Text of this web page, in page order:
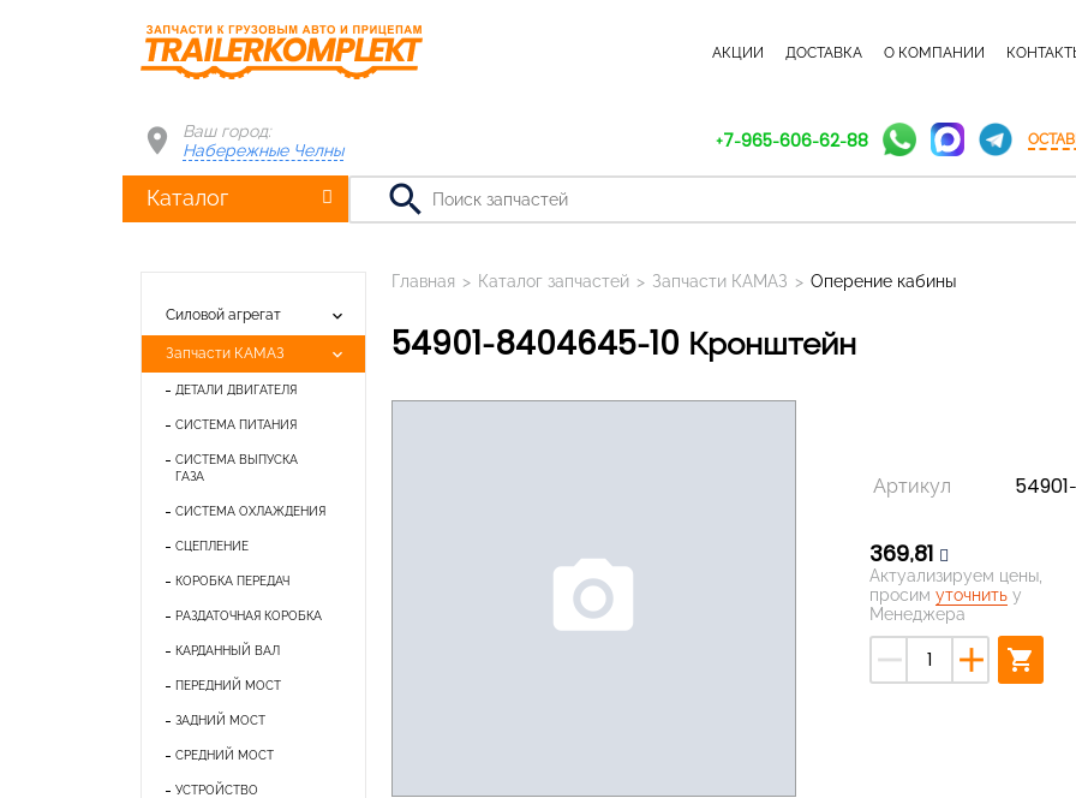
АКЦИИ ДОСТАВКА О КОМПАНИИ
Ваш город:
Набережные Челны
+7-965-606-62-88
Каталог search
Силовой агрегат keyboard_arrow_down
Запчасти КАМАЗ keyboard_arrow_down
ДЕТАЛИ ДВИГАТЕЛЯ
СИСТЕМА ПИТАНИЯ
СИСТЕМА ВЫПУСКА
ГАЗА
СИСТЕМА ОХЛАЖДЕНИЯ
СЦЕПЛЕНИЕ
КОРОБКА ПЕРЕДАЧ
РАЗДАТОЧНАЯ КОРОБКА
КАРДАННЫЙ ВАЛ
ПЕРЕДНИЙ МОСТ
ЗАДНИЙ МОСТ
СРЕДНИЙ МОСТ
УСТРОЙСТВО
Главная > Каталог запчастей > Запчасти КАМАЗ > Оперение кабины
54901-8404645-10 Кронштейн
photo_camera
Артикул
369,81
Актуализируем цены,
просим уточнитьу
Менеджера
remove add shopping_cart